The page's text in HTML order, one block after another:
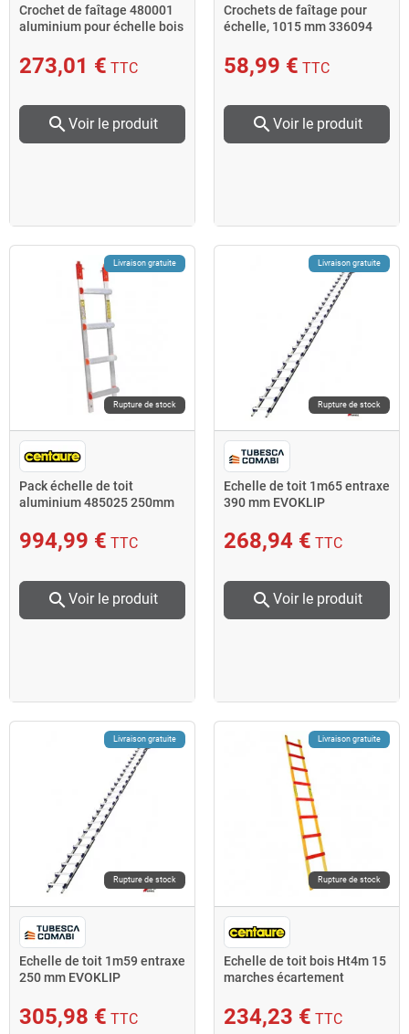
Crochet de faîtage 480001
aluminium pour échelle bois
273,01 € TTC
search Voir le produit
Crochets de faîtage pour
échelle, 1015 mm 336094
58,99 € TTC
search Voir le produit
Livraison gratuite
Rupture de stock
Pack échelle de toit
aluminium 485025 250mm
994,99 € TTC
search Voir le produit
Livraison gratuite
Rupture de stock
Echelle de toit 1m65 entraxe
390 mm EVOKLIP
268,94 € TTC
search Voir le produit
Livraison gratuite
Rupture de stock
Echelle de toit 1m59 entraxe
250 mm EVOKLIP
305,98 € TTC
Livraison gratuite
Rupture de stock
Echelle de toit bois Ht4m 15
marches écartement
234,23 € TTC